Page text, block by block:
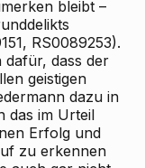
bleibt –
RS0089253).
dafür, dass der
geistigen
dazu in
das im Urteil
Erfolg und
zu erkennen